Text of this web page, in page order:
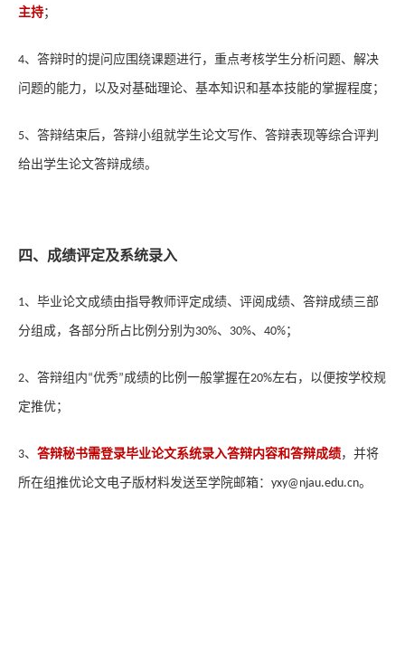
主持；
4、答辩时的提问应围绕课题进行，重点考核学生分析问题、解决
问题的能力，以及对基础理论、基本知识和基本技能的掌握程度；
5、答辩结束后，答辩小组就学生论文写作、答辩表现等综合评判
给出学生论文答辩成绩。
四、成绩评定及系统录入
1、毕业论文成绩由指导教师评定成绩、评阅成绩、答辩成绩三部
分组成，各部分所占比例分别为30%、 30%、 40%；
2、答辩组内“优秀”成绩的比例一般掌握在20%左右，以便按学校规
定推优；
3、 答辩秘书需登录毕业论文系统录入答辩内容和答辩成绩，并将
所在组推优论文电子版材料发送至学院邮箱： yxy@njau.edu.cn。